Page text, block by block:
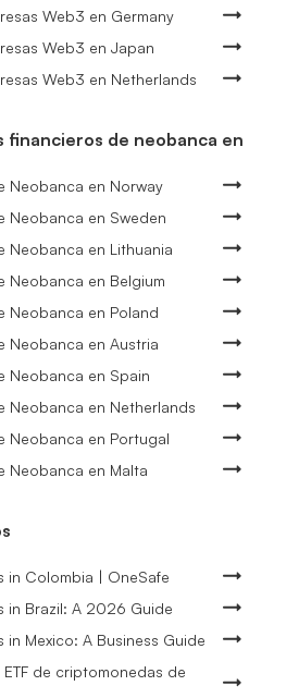
Web3 en Germany
Web3 en Japan
Web3 en Netherlands
financieros de neobanca en
Neobanca en Norway
Neobanca en Sweden
Neobanca en Lithuania
Neobanca en Belgium
Neobanca en Poland
Neobanca en Austria
Neobanca en Spain
Neobanca en Netherlands
Neobanca en Portugal
Neobanca en Malta
in Colombia | OneSafe
in Brazil: A 2026 Guide
Mexico: A Business Guide
de criptomonedas de